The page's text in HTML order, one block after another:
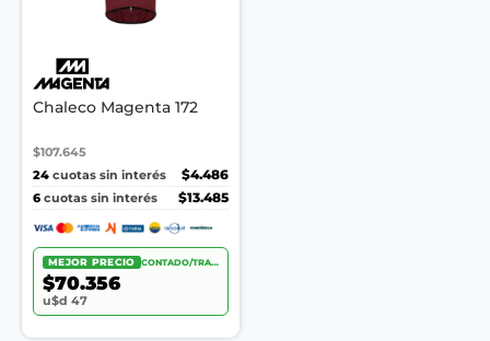
Chaleco Magenta 172
$107.645
24 cuotas sin interés
$4.486
6 cuotas sin interés $13.485
MEJOR PRECIO CONTADO/TRANSF.
$70.356
u$d 47